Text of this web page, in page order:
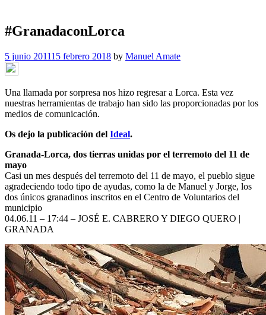
#GranadaconLorca
5 junio 201115 febrero 2018 by Manuel Amate
Una llamada por sorpresa nos hizo regresar a Lorca. Esta vez
nuestras herramientas de trabajo han sido las proporcionadas por los
medios de comunicación.
Os dejo la publicación del Ideal.
Granada-Lorca, dos tierras unidas por el terremoto del 11 de
mayo
Casi un mes después del terremoto del 11 de mayo, el pueblo sigue
agradeciendo todo tipo de ayudas, como la de Manuel y Jorge, los
dos únicos granadinos inscritos en el Centro de Voluntarios del
municipio
04.06.11 – 17:44 – JOSÉ E. CABRERO Y DIEGO QUERO |
GRANADA